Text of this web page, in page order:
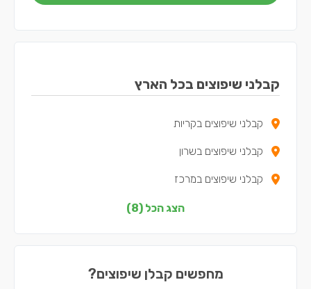
קבלני שיפוצים בכל הארץ
קבלני שיפוצים בקריות
קבלני שיפוצים בשרון
קבלני שיפוצים במרכז
קבלני שיפוצים בצפון
קבלני שיפוצים בדרום
הצג הכל (8)
מחפשים קבלן שיפוצים?